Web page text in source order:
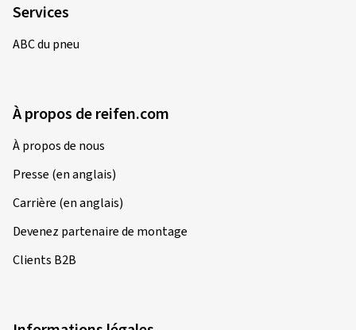
Services
ABC du pneu
À propos de reifen.com
À propos de nous
Presse (en anglais)
Carrière (en anglais)
Devenez partenaire de montage
Clients B2B